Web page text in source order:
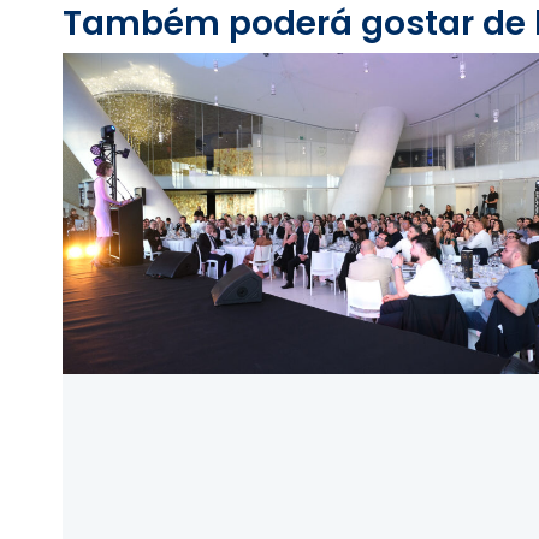
Também poderá gostar de